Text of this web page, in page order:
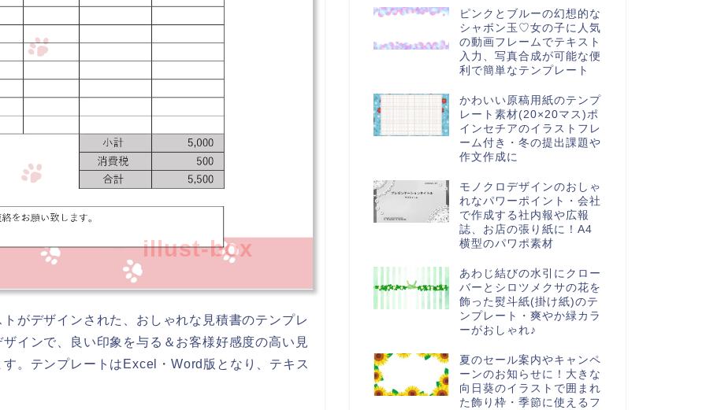
illust-box
がデザインされた、おしゃれな見積書のテンプレ
インで、良い印象を与る＆お客様好感度の高い見
。テンプレートはExcel・Word版となり、テキス
ピンクとブルーの幻想的な
シャボン玉♡女の子に人気
の動画フレームでテキスト
入力、写真合成が可能な便
利で簡単なテンプレート
かわいい原稿用紙のテンプ
レート素材(20×20マス)ポ
インセチアのイラストフレ
ーム付き・冬の提出課題や
作文作成に
モノクロデザインのおしゃ
れなパワーポイント・会社
で作成する社内報や広報
誌、お店の張り紙に！A4
横型のパワポ素材
あわじ結びの水引にクロー
バーとシロツメクサの花を
飾った熨斗紙(掛け紙)のテ
ンプレート・爽やか緑カラ
ーがおしゃれ♪
夏のセール案内やキャンペ
ーンのお知らせに！大きな
向日葵のイラストで囲まれ
た飾り枠・季節に使えるフ